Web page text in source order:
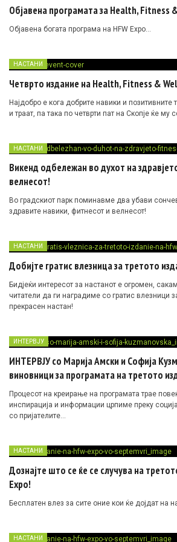
Објавена програмата за Health, Fitness
Објавена богата програма на HFW Expo…
НАСТАНИ
Четврто издание на Health, Fitness &
Најдобро е кога добрите навики и позитивните
и траат, па така по четврти пат на Скопје ќе му
НАСТАНИ
Викенд одбележан во духот на
велнесот!
Во градскиот парк поминавме два убави
здравите навики, фитнесот и велнесот!
НАСТАНИ
Добијте гратис влезница за третото
Бидјеќи интересот за настанот е огромен,
читатели да ги наградиме со гратис влезници
прекрасен настан!
ИНТЕРВЈУ
ИНТЕРВЈУ со Марија Амски и Софија
виновници за програмата на третото
Процесот на креирање на програмата трае
инспирација и информации црпиме преку
со пријателите…
НАСТАНИ
Дознајте што се ќе се случува на
Expo!
Бесплатен влез за сите оние кои ќе дојдат на
НАСТАНИ